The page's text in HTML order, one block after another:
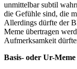
unmittelbar subtil
die Gefühle sind, die
Allerdings dürfte der
Meme übertragen
Aufmerksamkeit
Basis- oder Ur-Meme